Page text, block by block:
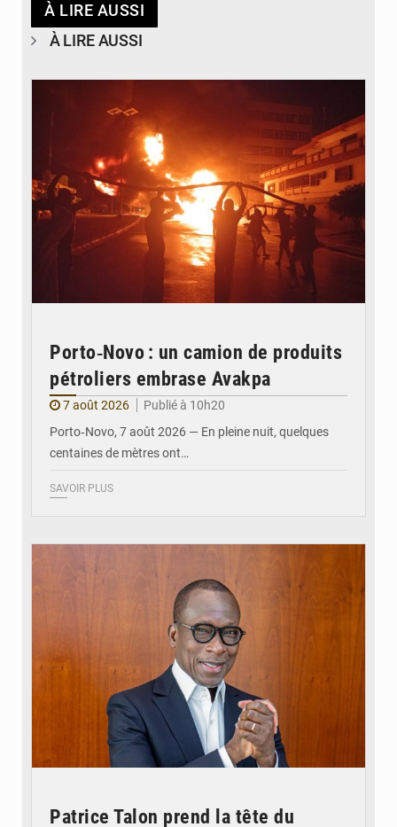
À LIRE AUSSI
À LIRE AUSSI
Porto‑Novo : un camion de produits
pétroliers embrase Avakpa
7 août 2026
Publié à 10h20
Porto‑Novo, 7 août 2026 — En pleine nuit, quelques
centaines de mètres ont…
SAVOIR PLUS
Patrice Talon prend la tête du